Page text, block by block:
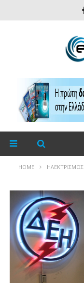
HOME ΗΛΕΚΤΡΙΣΜΌΣ